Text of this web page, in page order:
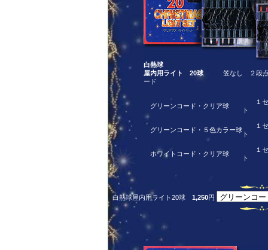
白熱球
屋内用ライト 20球 笠なし ２段点
ード
グリーンコード・クリア球
１セ
ト
グリーンコード・５色カラー球
１セ
ト
ホワイトコード・クリア球
１セ
ト
白熱球屋内用ライト20球 1,250円